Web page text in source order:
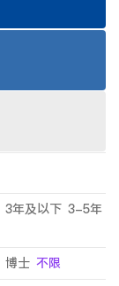
3年及以下 3-5年
博士 不限